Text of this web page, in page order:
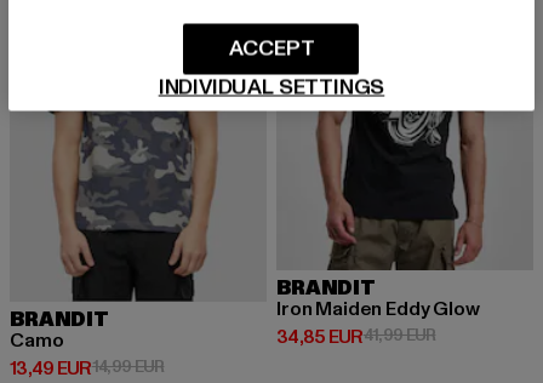
BRANDIT
Camo
13,49 EUR
Derzeitiger Preis: 13,49 EUR
14,99 EURAktionspreis: 14,99 EUR
BRANDIT
Iron Maiden Eddy Glow
34,85 EUR
Derzeitiger Preis: 34,85 EUR
41,99 EURAktionspreis:
INDIVIDUAL SETTINGS
ACCEPT